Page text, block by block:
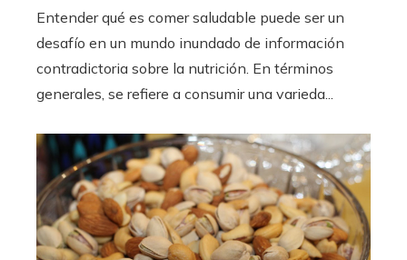
Entender qué es comer saludable puede ser un
desafío en un mundo inundado de información
contradictoria sobre la nutrición. En términos
generales, se refiere a consumir una varieda...